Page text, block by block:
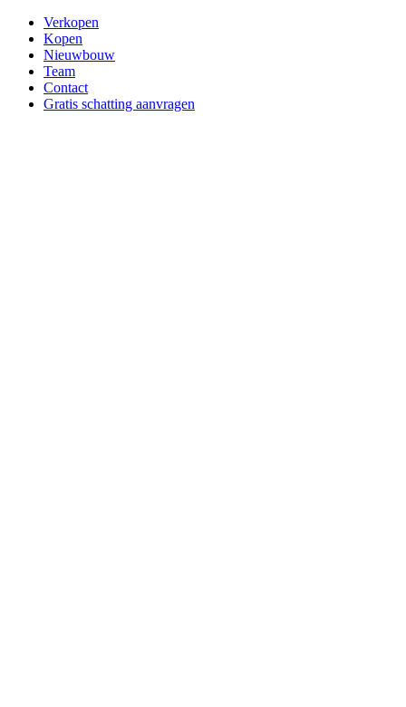
Verkopen
Kopen
Nieuwbouw
Team
Contact
Gratis schatting aanvragen